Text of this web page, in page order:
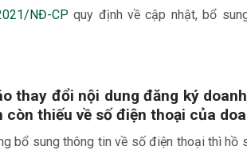
NĐ-CP quy định về cập nhật, bổ
thay đổi nội dung đăng ký
thiếu về số điện thoại của
bổ sung thông tin về số điện thoại thì